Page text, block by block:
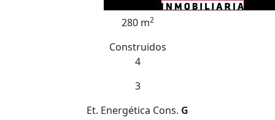
280 m2
Construidos
4
3
Et. Energética Cons. G